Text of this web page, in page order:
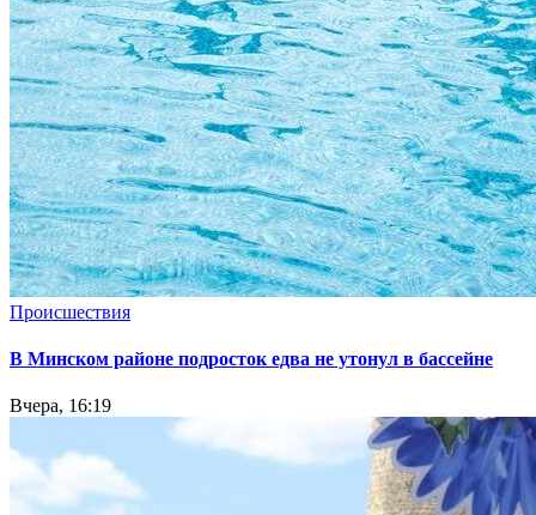
Происшествия
В Минском районе подросток едва не утонул в бассейне
Вчера, 16:19